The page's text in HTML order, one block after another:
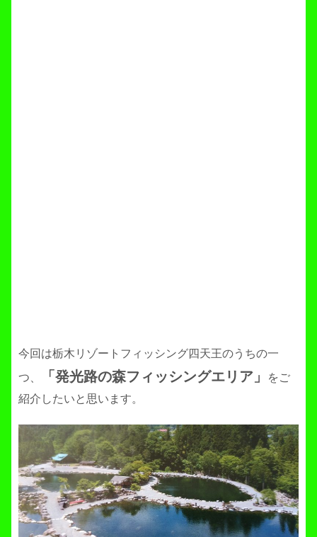
今回は栃木リゾートフィッシング四天王のうちの一
つ、
「発光路の森フィッシングエリア」
をご
紹介したいと思います。